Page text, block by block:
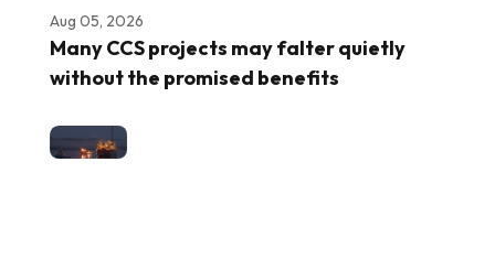
Aug 05, 2026
Many CCS projects may falter quietly
without the promised benefits